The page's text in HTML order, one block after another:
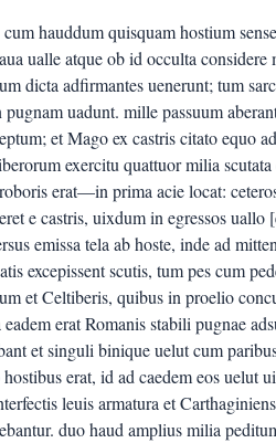
hauddum quisquam hostium
ualle atque ob id occulta
dicta adfirmantes uenerunt; tum
uadunt. mille passuum
et Mago ex castris citato equo
exercitu quattuor milia
erat—in prima acie locat:
e castris, uixdum in egressos uallo
emissa tela ab hoste, inde ad
excepissent scutis, tum pes cum
et Celtiberis, quibus in proelio
erat Romanis stabili pugnae
et singuli binique uelut cum
erat, id ad caedem eos uelut
leuis armatura et
duo haud amplius milia